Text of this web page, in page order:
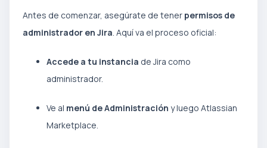
Antes de comenzar, asegúrate de tener permisos de
administrador en Jira. Aquí va el proceso oficial:
Accede a tu instancia de Jira como
administrador.
Ve al menú de Administración y luego Atlassian
Marketplace.